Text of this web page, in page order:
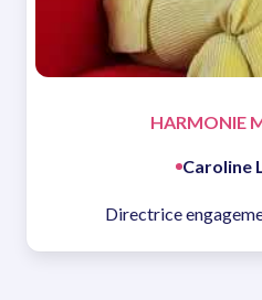
HARMONIE
Caroline
Directrice